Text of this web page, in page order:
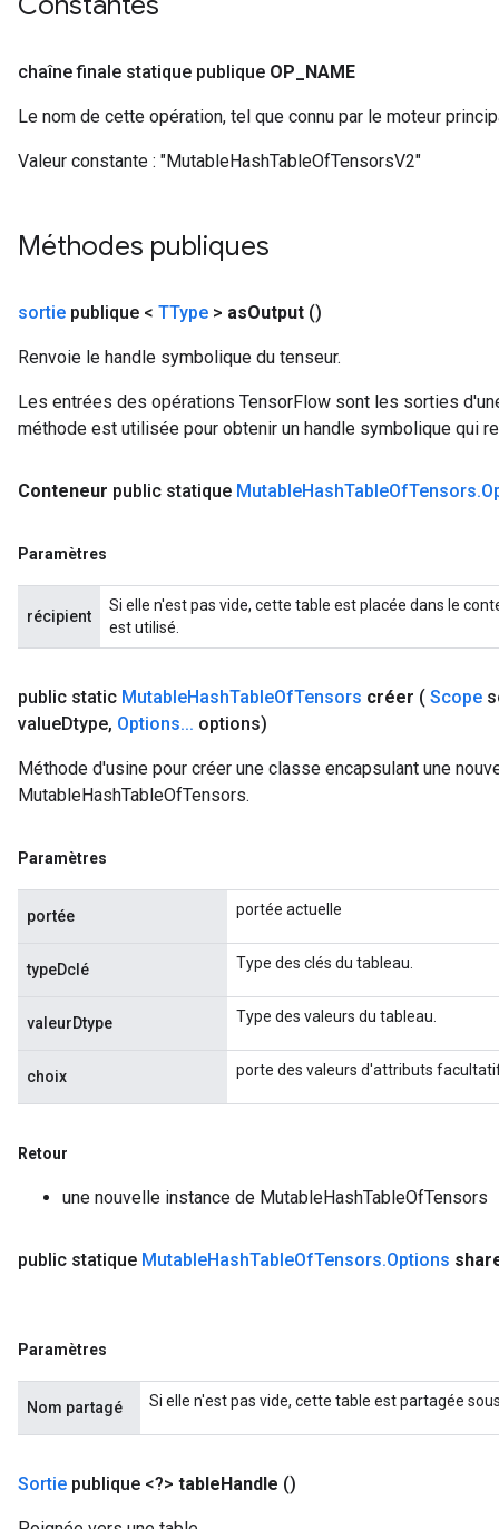
chaîne finale statique publique OP NAME
Le nom de cette opération, tel que connu par le moteur
Valeur constante : "MutableHashTableOfTensorsV2"
Méthodes publiques
sortie publique < TType > asOutput ()
Renvoie le handle symbolique du tenseur.
Les entrées des opérations TensorFlow sont les sorties
méthode est utilisée pour obtenir un handle symbolique qui
Conteneur public statique MutableHashTableOfTensors.
Paramètres
récipient
Si elle n'est pas vide, cette table est placée dans le
est utilisé.
public static MutableHashTableOfTensors créer ( Scope
valueDtype, Options... options)
Méthode d'usine pour créer une classe encapsulant une
MutableHashTableOfTensors.
Paramètres
portée portée actuelle
typeDclé Type des clés du tableau.
valeurDtype Type des valeurs du tableau.
choix porte des valeurs d'attributs
Retour
une nouvelle instance de MutableHashTableOfTensors
public statique MutableHashTableOfTensors.Options
Paramètres
Nom partagé Si elle n'est pas vide, cette table est partagée
Sortie publique <?> tableHandle ()